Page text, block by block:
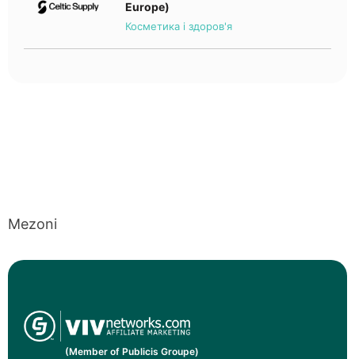
Europe)
Косметика і здоров'я
Mezoni
(Member of Publicis Groupe)